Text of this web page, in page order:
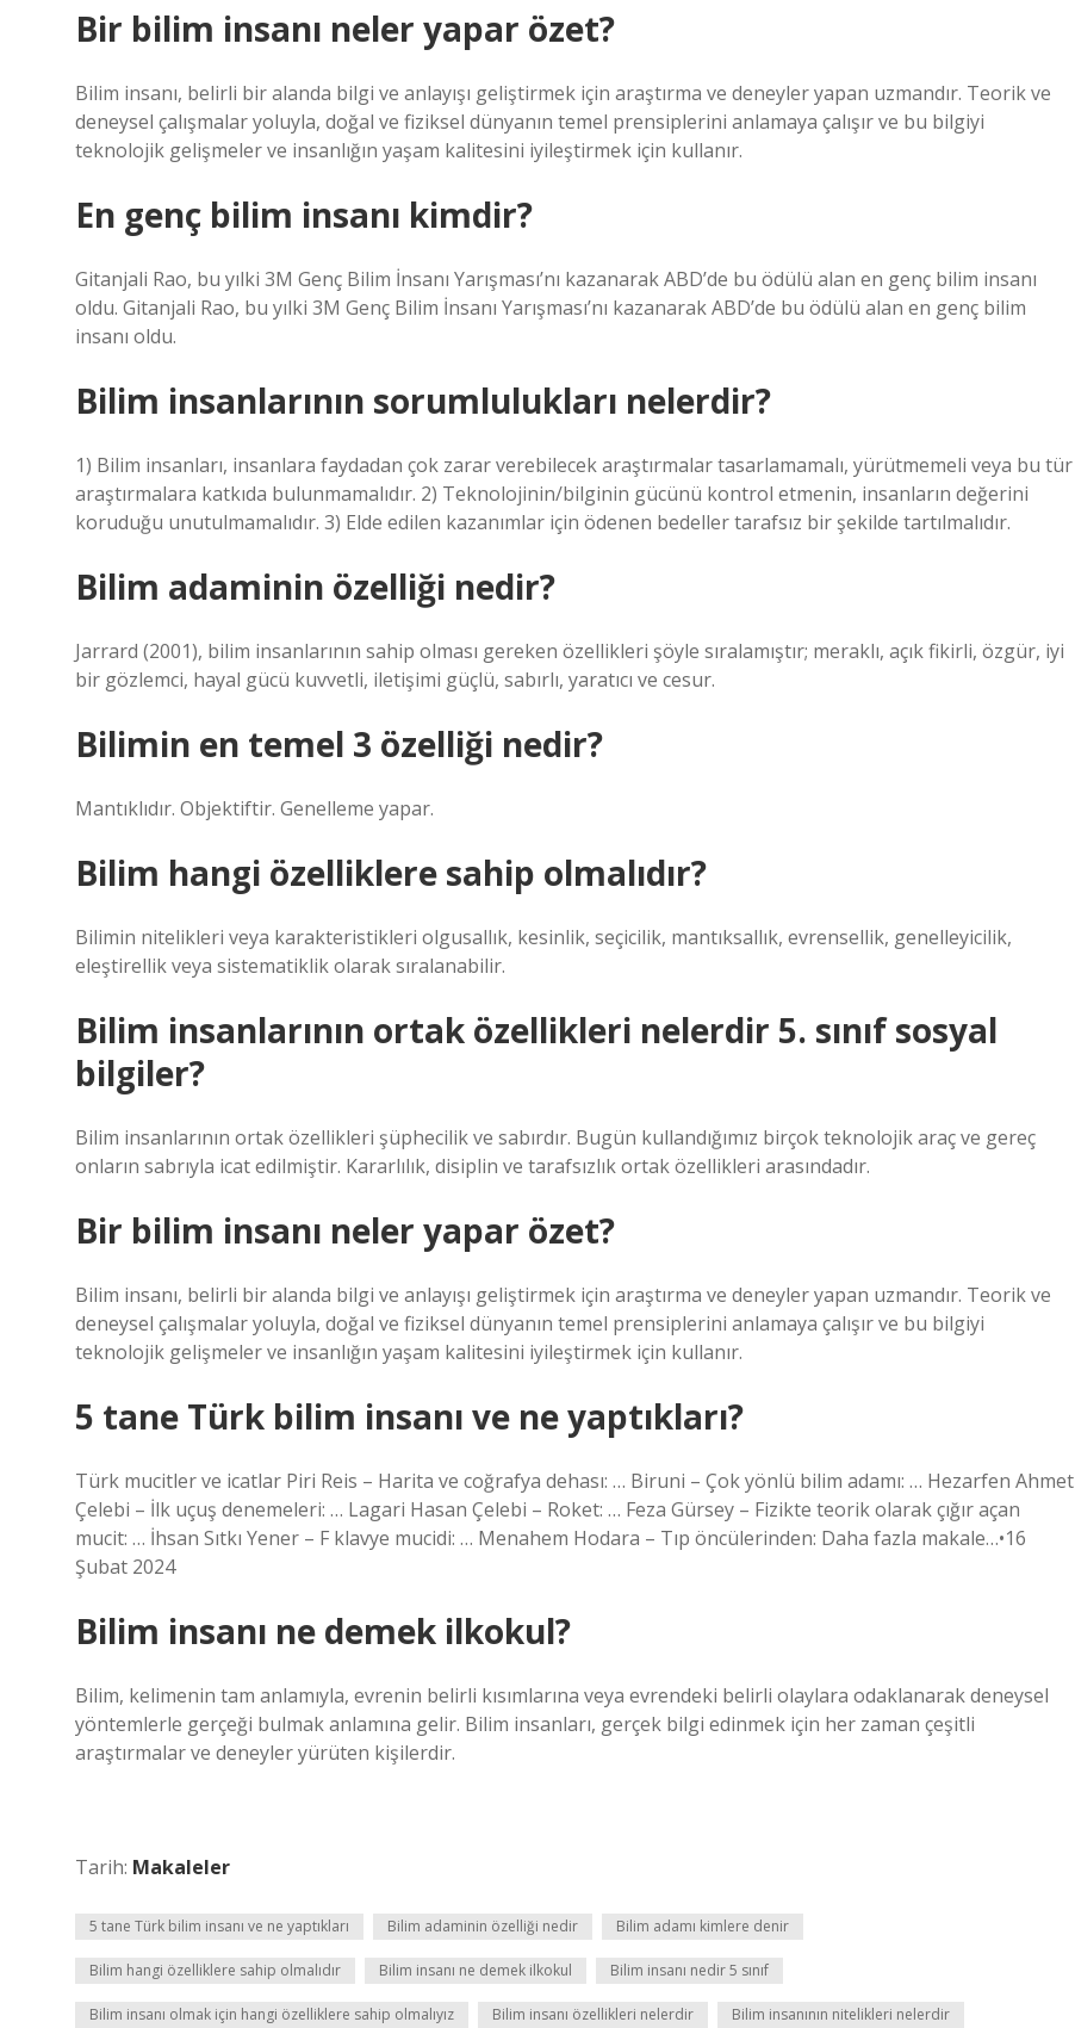
Bir bilim insanı neler yapar özet?
Bilim insanı, belirli bir alanda bilgi ve anlayışı geliştirmek için araştırma ve deneyler yapan uzmandır. Teorik ve
deneysel çalışmalar yoluyla, doğal ve fiziksel dünyanın temel prensiplerini anlamaya çalışır ve bu bilgiyi
teknolojik gelişmeler ve insanlığın yaşam kalitesini iyileştirmek için kullanır.
En genç bilim insanı kimdir?
Gitanjali Rao, bu yılki 3M Genç Bilim İnsanı Yarışması’nı kazanarak ABD’de bu ödülü alan en genç bilim insanı
oldu. Gitanjali Rao, bu yılki 3M Genç Bilim İnsanı Yarışması’nı kazanarak ABD’de bu ödülü alan en genç bilim
insanı oldu.
Bilim insanlarının sorumlulukları nelerdir?
1) Bilim insanları, insanlara faydadan çok zarar verebilecek araştırmalar tasarlamamalı, yürütmemeli veya bu tür
araştırmalara katkıda bulunmamalıdır. 2) Teknolojinin/bilginin gücünü kontrol etmenin, insanların değerini
koruduğu unutulmamalıdır. 3) Elde edilen kazanımlar için ödenen bedeller tarafsız bir şekilde tartılmalıdır.
Bilim adaminin özelliği nedir?
Jarrard (2001), bilim insanlarının sahip olması gereken özellikleri şöyle sıralamıştır; meraklı, açık fikirli, özgür, iyi
bir gözlemci, hayal gücü kuvvetli, iletişimi güçlü, sabırlı, yaratıcı ve cesur.
Bilimin en temel 3 özelliği nedir?
Mantıklıdır. Objektiftir. Genelleme yapar.
Bilim hangi özelliklere sahip olmalıdır?
Bilimin nitelikleri veya karakteristikleri olgusallık, kesinlik, seçicilik, mantıksallık, evrensellik, genelleyicilik,
eleştirellik veya sistematiklik olarak sıralanabilir.
Bilim insanlarının ortak özellikleri nelerdir 5. sınıf sosyal
bilgiler?
Bilim insanlarının ortak özellikleri şüphecilik ve sabırdır. Bugün kullandığımız birçok teknolojik araç ve gereç
onların sabrıyla icat edilmiştir. Kararlılık, disiplin ve tarafsızlık ortak özellikleri arasındadır.
Bir bilim insanı neler yapar özet?
Bilim insanı, belirli bir alanda bilgi ve anlayışı geliştirmek için araştırma ve deneyler yapan uzmandır. Teorik ve
deneysel çalışmalar yoluyla, doğal ve fiziksel dünyanın temel prensiplerini anlamaya çalışır ve bu bilgiyi
teknolojik gelişmeler ve insanlığın yaşam kalitesini iyileştirmek için kullanır.
5 tane Türk bilim insanı ve ne yaptıkları?
Türk mucitler ve icatlar Piri Reis – Harita ve coğrafya dehası: … Biruni – Çok yönlü bilim adamı: … Hezarfen Ahmet
Çelebi – İlk uçuş denemeleri: … Lagari Hasan Çelebi – Roket: … Feza Gürsey – Fizikte teorik olarak çığır açan
mucit: … İhsan Sıtkı Yener – F klavye mucidi: … Menahem Hodara – Tıp öncülerinden: Daha fazla makale…•16
Şubat 2024
Bilim insanı ne demek ilkokul?
Bilim, kelimenin tam anlamıyla, evrenin belirli kısımlarına veya evrendeki belirli olaylara odaklanarak deneysel
yöntemlerle gerçeği bulmak anlamına gelir. Bilim insanları, gerçek bilgi edinmek için her zaman çeşitli
araştırmalar ve deneyler yürüten kişilerdir.
Tarih: Makaleler
5 tane Türk bilim insanı ve ne yaptıkları Bilim adaminin özelliği nedir Bilim adamı kimlere denir
Bilim hangi özelliklere sahip olmalıdır Bilim insanı ne demek ilkokul Bilim insanı nedir 5 sınıf
Bilim insanı olmak için hangi özelliklere sahip olmalıyız Bilim insanı özellikleri nelerdir Bilim insanının nitelikleri nelerdir